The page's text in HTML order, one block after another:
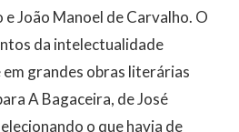
João Manoel de Carvalho. O
da intelectualidade
em grandes obras literárias
A Bagaceira, de José
o que havia de